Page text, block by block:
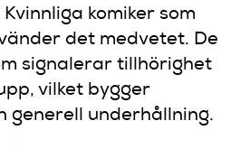
komiker som
det medvetet. De
signalerar tillhörighet
vilket bygger
generell underhållning.